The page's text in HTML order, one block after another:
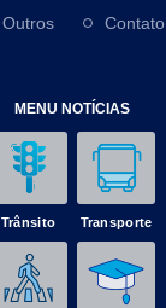
Outros
Contato
MENU NOTÍCIAS
Trânsito Transporte